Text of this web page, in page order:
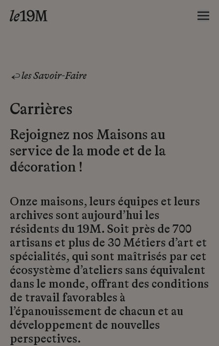
les Savoir-Faire
Carrières
Rejoignez nos Maisons au
service de la mode et de la
décoration !
Onze maisons, leurs équipes et leurs
archives sont aujourd’hui les
résidents du 19M. Soit près de 700
artisans et plus de 30 Métiers d’art et
spécialités, qui sont maîtrisés par cet
écosystème d’ateliers sans équivalent
dans le monde, offrant des conditions
de travail favorables à
l’épanouissement de chacun et au
développement de nouvelles
perspectives.